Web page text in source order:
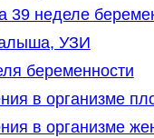
неделе
УЗИ
беременности
в организме
в организме